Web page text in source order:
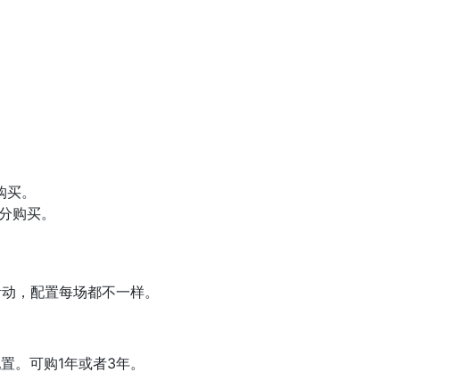
。
买。
，配置每场都不一样。
可购1年或者3年。